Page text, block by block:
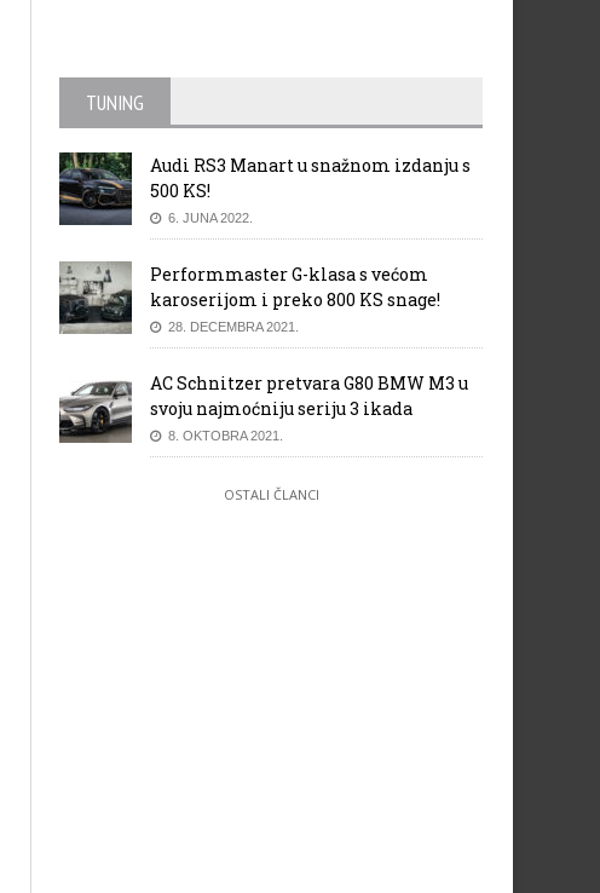
TUNING
Audi RS3 Manart u snažnom izdanju s
500 KS!
6. JUNA 2022.
Performmaster G-klasa s većom
karoserijom i preko 800 KS snage!
28. DECEMBRA 2021.
AC Schnitzer pretvara G80 BMW M3 u
svoju najmoćniju seriju 3 ikada
8. OKTOBRA 2021.
OSTALI ČLANCI